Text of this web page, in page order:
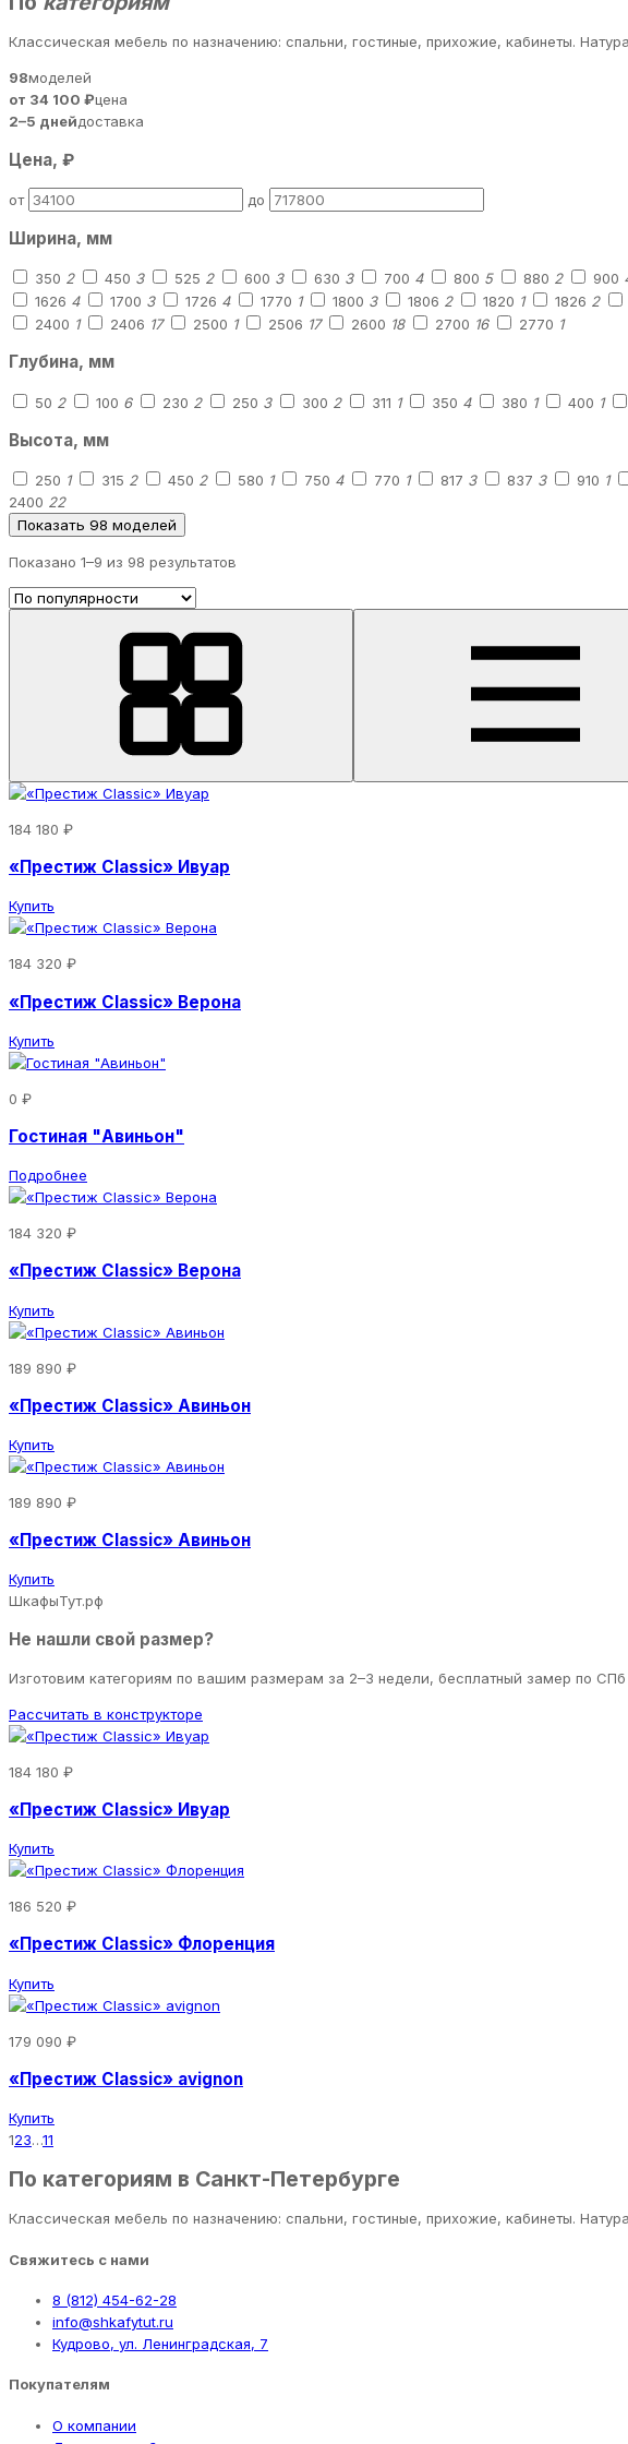
Классическая мебель по назначению: спальни, гостиные, прихожие, кабинеты.
98моделей
от 34 100 ₽цена
2–5 днейдоставка
Цена, ₽
от до
Ширина, мм
350 2 450 3 525 2 600 3 630 3 700 4 800 5 880 2 900
1626 4 1700 3 1726 4 1770 1 1800 3 1806 2 1820 1 1826 2
2400 1 2406 17 2500 1 2506 17 2600 18 2700 16 2770 1
Глубина, мм
50 2 100 6 230 2 250 3 300 2 311 1 350 4 380 1 400 1
Высота, мм
250 1 315 2 450 2 580 1 750 4 770 1 817 3 837 3 910 1
2400 22
Показать 98 моделей
Показано 1–9 из 98 результатов
184 180 ₽
«Престиж Classic» Ивуар
Купить
184 320 ₽
«Престиж Classic» Верона
Купить
0 ₽
Гостиная "Авиньон"
Подробнее
184 320 ₽
«Престиж Classic» Верона
Купить
189 890 ₽
«Престиж Classic» Авиньон
Купить
189 890 ₽
«Престиж Classic» Авиньон
Купить
ШкафыТут.рф
Не нашли свой размер?
Изготовим категориям по вашим размерам за 2–3 недели, бесплатный замер по СПб
Рассчитать в конструкторе
184 180 ₽
«Престиж Classic» Ивуар
Купить
186 520 ₽
«Престиж Classic» Флоренция
Купить
179 090 ₽
«Престиж Classic» avignon
Купить
123…11
По категориям в Санкт-Петербурге
Классическая мебель по назначению: спальни, гостиные, прихожие, кабинеты.
Свяжитесь с нами
8 (812) 454-62-28
info@shkafytut.ru
Кудрово, ул. Ленинградская, 7
Покупателям
О компании